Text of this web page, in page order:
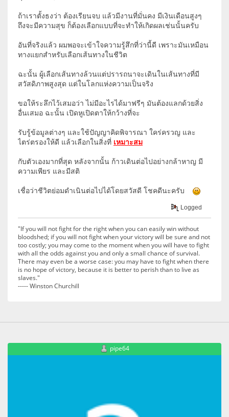
ถ้าเราตั้งธงว่า ต้องเรียนจบ แล้วมีงานที่มั่นคง มีเงินเดือนสูงๆ
ถึงจะมีความสุข ก็ต้องเลือกแบบที่จะทำให้เกิดผลเช่นนั้นครับ
อันที่จริงแล้ว ผมพอจะเข้าใจความรู้สึกที่ว่านี้ดี เพราะมันเหมือน
ทางแยกสำหรับเลือกเส้นทางในชีวิต
ฉะนั้น ผู้เลือกเส้นทางล้วนแต่ปรารถนาจะเดินในเส้นทางที่มี
สวัสดิภาพสูงสุด แต่ในโลกแห่งความเป็นจริง
ขอให้ระลึกไว้เสมอว่า ไม่มีอะไรได้มาฟรีๆ มันต้องแลกด้วยสิ่ง
อื่นเสมอ ฉะนั้น เปิดหูเปิดตาให้กว้างที่จะ
รับรู้ข้อมูลต่างๆ และใช้ปัญญาคิดพิจารณา ใคร่ครวญ และ
ไตร่ตรองให้ดี แล้วเลือกในสิ่งที่ เหมาะสม
กับตัวเองมากที่สุด หลังจากนั้น ก้าวเดินต่อไปอย่างกล้าหาญ มี
ความเพียร และมีสติ
เชื่อว่าชีวิตย่อมดำเนินต่อไปได้โดยสวัสดี โชคดีนะครับ
Logged
"If you will not fight for the right when you can easily win without
bloodshed; if you will not fight when your victory will be sure and not
too costly; you may come to the moment when you will have to fight
with all the odds against you and only a small chance of survival.
There may even be a worse case: you may have to fight when there
is no hope of victory, because it is better to perish than to live as
slaves."
----- Winston Churchill
pipe64